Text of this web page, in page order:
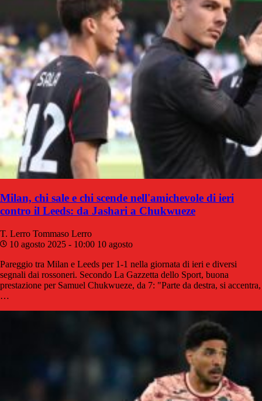
Milan, chi sale e chi scende nell'amichevole di ieri
contro il Leeds: da Jashari a Chukwueze
T. Lerro Tommaso Lerro
10 agosto 2025 - 10:00 10 agosto
Pareggio tra Milan e Leeds per 1-1 nella giornata di ieri e diversi
segnali dai rossoneri. Secondo La Gazzetta dello Sport, buona
prestazione per Samuel Chukwueze, da 7: "Parte da destra, si accentra,
…